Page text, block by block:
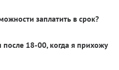
заплатить в срок?
18-00, когда я прихожу